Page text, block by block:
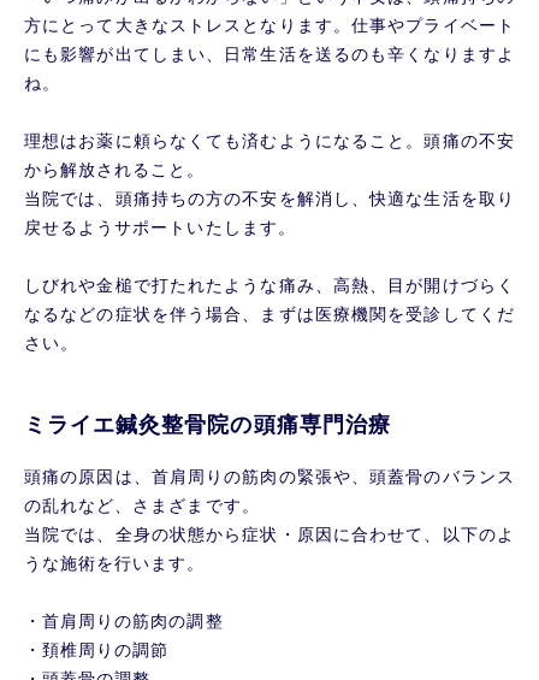
方にとって大きなストレスとなります。仕事やプライベート
にも影響が出てしまい、日常生活を送るのも辛くなりますよ
ね。
理想はお薬に頼らなくても済むようになること。頭痛の不安
から解放されること。
当院では、頭痛持ちの方の不安を解消し、快適な生活を取り
戻せるようサポートいたします。
しびれや金槌で打たれたような痛み、高熱、目が開けづらく
なるなどの症状を伴う場合、まずは医療機関を受診してくだ
さい。
ミライエ鍼灸整骨院の頭痛専門治療
頭痛の原因は、首肩周りの筋肉の緊張や、頭蓋骨のバランス
の乱れなど、さまざまです。
当院では、全身の状態から症状・原因に合わせて、以下のよ
うな施術を行います。
・首肩周りの筋肉の調整
・頚椎周りの調節